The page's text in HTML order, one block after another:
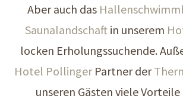
Aber auch das
Saunalandschaft in unserem
locken Erholungssuchende.
Hotel PollingerPartner der
unseren Gästen viele